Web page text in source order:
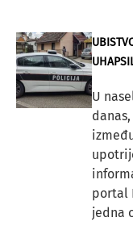
U
portal
jedna